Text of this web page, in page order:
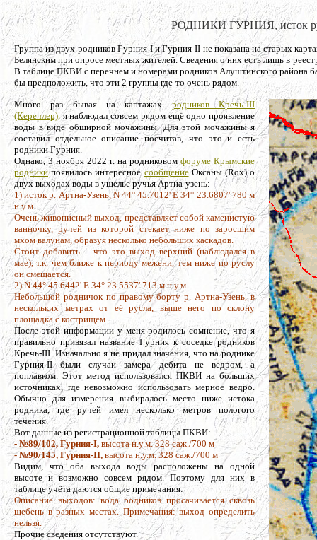
РОДНИКИ ГУРНИЯ, исток
Группа из двух родников Гурния-I и Гурния-II не показана на старых
Белянским при опросе местных жителей. Сведения о них есть лишь в
В таблице ПКВИ с перечнем и номерами родников Алуштинского района
бы предположить, что эти 2 группы где-то очень рядом.
Много раз бывая на каптажахродников Кречь-III
(Керечлер), я наблюдал совсем рядом ещё одно проявление
воды в виде обширной мочажины. Для этой мочажины я
составил отдельное описание посчитав, что это и есть
родники Гурния.
Однако, 3 ноября 2022 г. на родниковомфоруме Крымские
родникипоявилось интересное сообщениеОксаны (Rox) о
двух выходах воды в ущелье ручья Артна-узень:
1) исток р. Артна-Узень, N 44° 45.7012' E 34° 23.6807' 780 м
н.у.м.
Очень живописный выход, представляет собой каменистую
ванночку, ручей из которой стекает ниже по заросшим
мхом валунам, образуя несколько небольших каскадов.
Стоит добавить – что это выход верхний (наблюдался в
мае), т.к. чем ближе к периоду межени, тем ниже по руслу
он смещается.
2) N 44° 45.6442' E 34° 23.5537' 713 м н.у.м.
Небольшой родничок по правому борту р. Артна-Узень, в
нескольких метрах от её русла, выше него по склону
площадка с кострищем.
После этой информации у меня родилось сомнение, что я
правильно привязал название Гурния к соседке родников
Кречь-III. Изначально я не придал значения, что на роднике
Гурния-II были случаи замера дебита не ведром, а
поплавком. Этот метод использовался ПКВИ на больших
источниках, где невозможно использовать мерное ведро.
Обычно для измерения выбиралось место ниже истока
родника, где ручей имел несколько метров пологого
течения.
Вот данные из регистрационной таблицы ПКВИ:
- №89/102, Гурния-I, высота н.у.м. 328 саж./700 м
- №90/145, Гурния-II, высота н.у.м. 328 саж./700 м
Видим, что оба выхода воды расположены на одной
высоте и возможно совсем рядом. Поэтому для них в
таблице учёта даются общие примечания:
Описание выходов: вода родников просачивается сквозь
щебень в разных местах. Примечания: выход определить
нельзя.
Прочие сведения отсутствуют.